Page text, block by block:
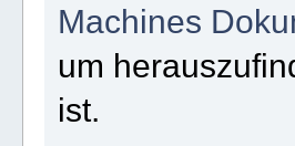
Machines
um
ist.